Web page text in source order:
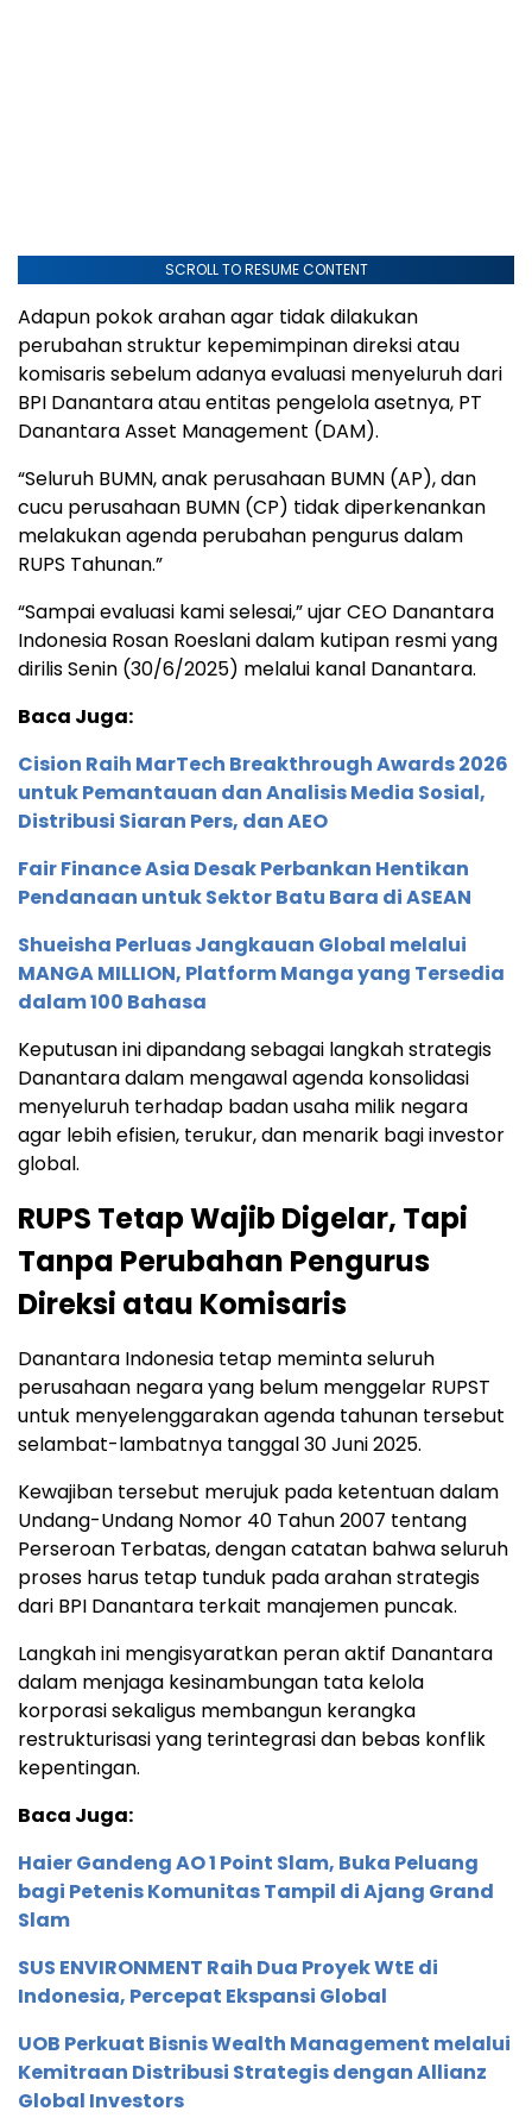
SCROLL TO RESUME CONTENT
Adapun pokok arahan agar tidak dilakukan
perubahan struktur kepemimpinan direksi atau
komisaris sebelum adanya evaluasi menyeluruh dari
BPI Danantara atau entitas pengelola asetnya, PT
Danantara Asset Management (DAM).
“Seluruh BUMN, anak perusahaan BUMN (AP), dan
cucu perusahaan BUMN (CP) tidak diperkenankan
melakukan agenda perubahan pengurus dalam
RUPS Tahunan.”
“Sampai evaluasi kami selesai,” ujar CEO Danantara
Indonesia Rosan Roeslani dalam kutipan resmi yang
dirilis Senin (30/6/2025) melalui kanal Danantara.
Baca Juga:
Cision Raih MarTech Breakthrough Awards 2026
untuk Pemantauan dan Analisis Media Sosial,
Distribusi Siaran Pers, dan AEO
Fair Finance Asia Desak Perbankan Hentikan
Pendanaan untuk Sektor Batu Bara di ASEAN
Shueisha Perluas Jangkauan Global melalui
MANGA MILLION, Platform Manga yang Tersedia
dalam 100 Bahasa
Keputusan ini dipandang sebagai langkah strategis
Danantara dalam mengawal agenda konsolidasi
menyeluruh terhadap badan usaha milik negara
agar lebih efisien, terukur, dan menarik bagi investor
global.
RUPS Tetap Wajib Digelar, Tapi
Tanpa Perubahan Pengurus
Direksi atau Komisaris
Danantara Indonesia tetap meminta seluruh
perusahaan negara yang belum menggelar RUPST
untuk menyelenggarakan agenda tahunan tersebut
selambat-lambatnya tanggal 30 Juni 2025.
Kewajiban tersebut merujuk pada ketentuan dalam
Undang-Undang Nomor 40 Tahun 2007 tentang
Perseroan Terbatas, dengan catatan bahwa seluruh
proses harus tetap tunduk pada arahan strategis
dari BPI Danantara terkait manajemen puncak.
Langkah ini mengisyaratkan peran aktif Danantara
dalam menjaga kesinambungan tata kelola
korporasi sekaligus membangun kerangka
restrukturisasi yang terintegrasi dan bebas konflik
kepentingan.
Baca Juga:
Haier Gandeng AO 1 Point Slam, Buka Peluang
bagi Petenis Komunitas Tampil di Ajang Grand
Slam
SUS ENVIRONMENT Raih Dua Proyek WtE di
Indonesia, Percepat Ekspansi Global
UOB Perkuat Bisnis Wealth Management melalui
Kemitraan Distribusi Strategis dengan Allianz
Global Investors